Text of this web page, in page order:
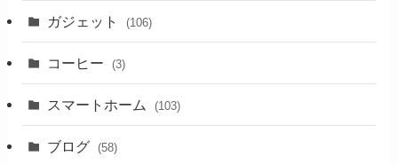
ガジェット (106)
コーヒー (3)
スマートホーム (103)
ブログ (58)